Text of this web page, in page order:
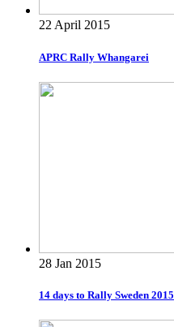
22 April 2015
APRC Rally Whangarei
28 Jan 2015
14 days to Rally Sweden 2015